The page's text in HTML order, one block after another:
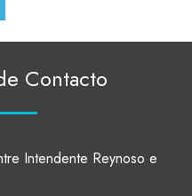
Contacto
Intendente Reynoso e